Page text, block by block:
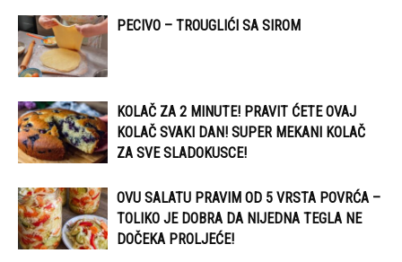
PECIVO – TROUGLIĆI SA SIROM
KOLAČ ZA 2 MINUTE! PRAVIT ĆETE OVAJ
KOLAČ SVAKI DAN! SUPER MEKANI KOLAČ
ZA SVE SLADOKUSCE!
OVU SALATU PRAVIM OD 5 VRSTA POVRĆA –
TOLIKO JE DOBRA DA NIJEDNA TEGLA NE
DOČEKA PROLJEĆE!